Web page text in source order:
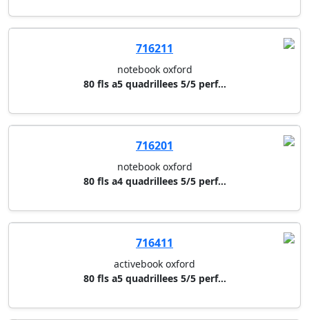
activebook oxford
activebook oxford
filingbook oxford